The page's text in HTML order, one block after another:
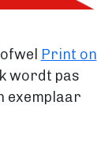
Print on
wordt pas
exemplaar